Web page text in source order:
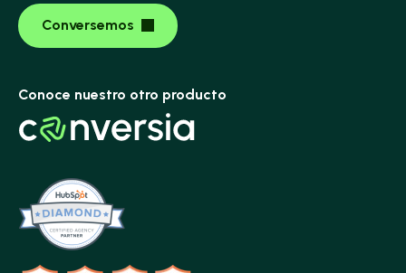
Conversemos
Conoce nuestro otro producto